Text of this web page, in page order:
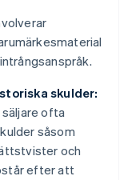
skulder:
ofta
såsom
och
efter att